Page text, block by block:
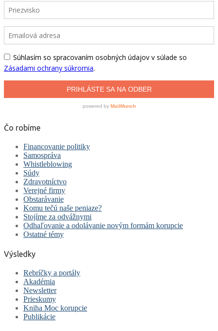
Čo robíme
Financovanie politiky
Samospráva
Whistleblowing
Súdy
Zdravotníctvo
Verejné firmy
Obstarávanie
Komu tečú naše peniaze?
Stojíme za odvážnymi
Odhaľovanie a odolávanie novým formám korupcie
Ostatné témy
Výsledky
Rebríčky a portály
Akadémia
Newsletter
Prieskumy
Kniha Moc korupcie
Publikácie